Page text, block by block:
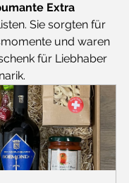
Extra
Sie sorgten für
und waren
für Liebhaber